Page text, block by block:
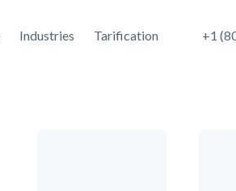
Industries Tarification +1